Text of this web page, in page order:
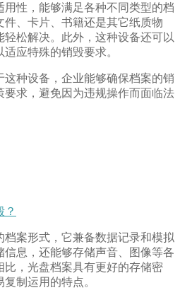
性，能够满足各种不同类型的档
、卡片、书籍还是其它纸质物
松解决。此外，这种设备还可以
应特殊的销毁要求。
种设备，企业能够确保档案的销
要求，避免因为违规操作而面临法
？
案形式，它兼备数据记录和模拟
息，还能够存储声音、图像等各
，光盘档案具有更好的存储密
制运用的特点。